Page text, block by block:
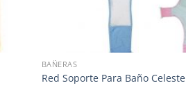
BAÑERAS
Red Soporte Para Baño Celeste